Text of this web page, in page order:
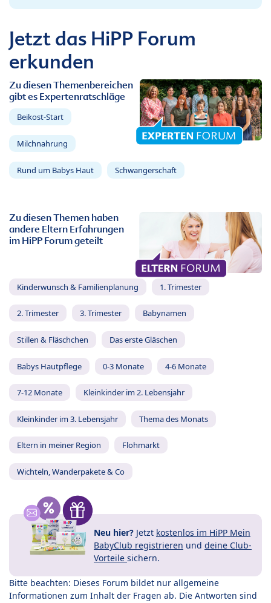
Jetzt das HiPP Forum
erkunden
Zu diesen Themenbereichen
gibt es Expertenratschläge
Beikost-Start
Milchnahrung
Rund um Babys Haut Schwangerschaft
Zu diesen Themen haben
andere Eltern Erfahrungen
im HiPP Forum geteilt
Kinderwunsch & Familienplanung 1. Trimester
2. Trimester 3. Trimester Babynamen
Stillen & Fläschchen Das erste Gläschen
Babys Hautpflege 0-3 Monate 4-6 Monate
7-12 Monate Kleinkinder im 2. Lebensjahr
Kleinkinder im 3. Lebensjahr Thema des Monats
Eltern in meiner Region Flohmarkt
Wichteln, Wanderpakete & Co
Neu hier? Jetzt kostenlos im HiPP Mein
BabyClub registrieren und deine Club-
Vorteile sichern.
Bitte beachten: Dieses Forum bildet nur allgemeine
Informationen zum Inhalt der Fragen ab. Die Antworten sind